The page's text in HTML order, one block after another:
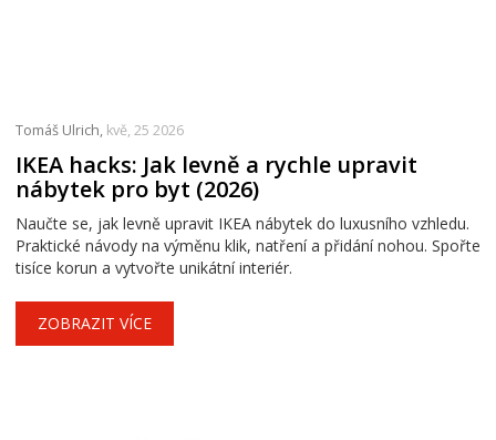
Tomáš Ulrich, kvě, 25 2026
IKEA hacks: Jak levně a rychle upravit
nábytek pro byt (2026)
Naučte se, jak levně upravit IKEA nábytek do luxusního vzhledu.
Praktické návody na výměnu klik, natření a přidání nohou. Spořte
tisíce korun a vytvořte unikátní interiér.
ZOBRAZIT VÍCE